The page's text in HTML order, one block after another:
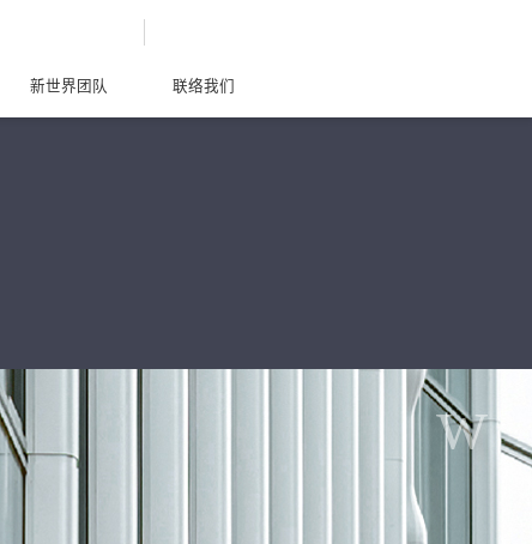
新世界团队 联络我们